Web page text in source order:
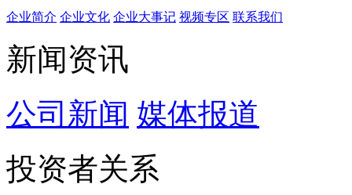
企业简介 企业文化 企业⼤事记 视频专区 联系我们
新闻资讯
公司新闻 媒体报道
投资者关系